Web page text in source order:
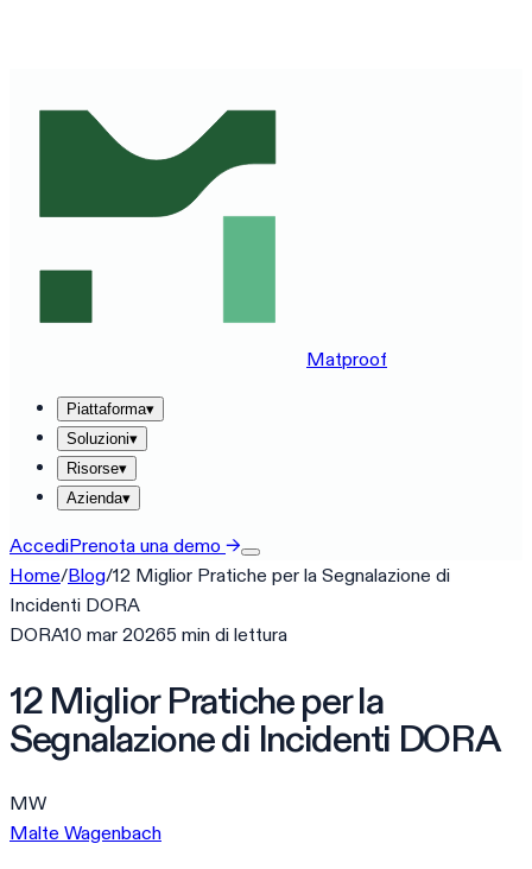
Matproof
Piattaforma▾
Soluzioni▾
Risorse▾
Azienda▾
AccediPrenota una demo →
Home/Blog/12 Miglior Pratiche per la Segnalazione di
Incidenti DORA
DORA10 mar 20265 min di lettura
12 Miglior Pratiche per la
Segnalazione di Incidenti DORA
MW
Malte Wagenbach